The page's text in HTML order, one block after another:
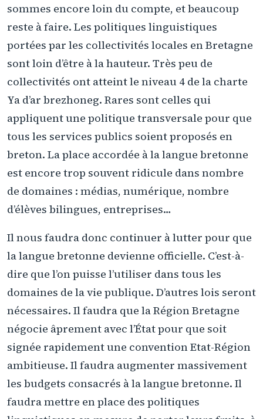
sommes encore loin du compte, et beaucoup
reste à faire. Les politiques linguistiques
portées par les collectivités locales en Bretagne
sont loin d’être à la hauteur. Très peu de
collectivités ont atteint le niveau 4 de la charte
Ya d’ar brezhoneg. Rares sont celles qui
appliquent une politique transversale pour que
tous les services publics soient proposés en
breton. La place accordée à la langue bretonne
est encore trop souvent ridicule dans nombre
de domaines : médias, numérique, nombre
d’élèves bilingues, entreprises…
Il nous faudra donc continuer à lutter pour que
la langue bretonne devienne officielle. C’est-à-
dire que l’on puisse l’utiliser dans tous les
domaines de la vie publique. D’autres lois seront
nécessaires. Il faudra que la Région Bretagne
négocie âprement avec l’État pour que soit
signée rapidement une convention Etat-Région
ambitieuse. Il faudra augmenter massivement
les budgets consacrés à la langue bretonne. Il
faudra mettre en place des politiques